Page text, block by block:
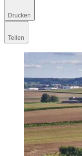
Drucken
Teilen